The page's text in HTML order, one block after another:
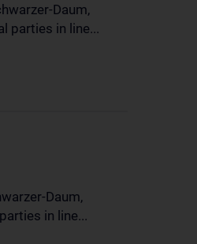
Daum,
parties in line...
Daum,
in line...